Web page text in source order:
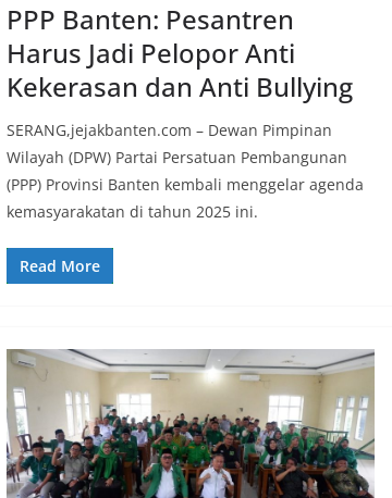
PPP Banten: Pesantren
Harus Jadi Pelopor Anti
Kekerasan dan Anti Bullying
SERANG,jejakbanten.com – Dewan Pimpinan
Wilayah (DPW) Partai Persatuan Pembangunan
(PPP) Provinsi Banten kembali menggelar agenda
kemasyarakatan di tahun 2025 ini.
Read More